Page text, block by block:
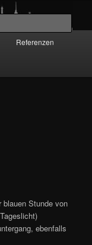
Referenzen
blauen Stunde von
ebenfalls